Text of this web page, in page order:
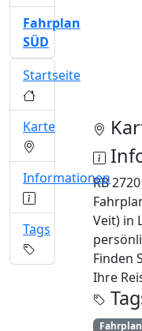
RB
Veit) in
Finden
Ihre
Fahrplan
Fahrplan
SÜD
Startseite
Karte
Informationen
Tags